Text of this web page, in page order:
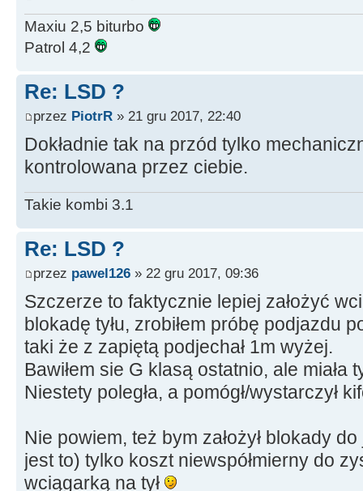
Maxiu 2,5 biturbo
Patrol 4,2
Re: LSD ?
przez PiotrR » 21 gru 2017, 22:40
Dokładnie tak na przód tylko
kontrolowana przez ciebie.
Takie kombi 3.1
Re: LSD ?
przez pawel126 » 22 gru 2017, 09:36
Szczerze to faktycznie lepiej założyć
blokadę tyłu, zrobiłem próbę podjazdu
taki że z zapiętą podjechał 1m wyżej.
Bawiłem sie G klasą ostatnio, ale
Niestety poległa, a pomógł/wystarczył
Nie powiem, też bym założył blokady
jest to) tylko koszt niewspółmierny do
wciągarką na tył